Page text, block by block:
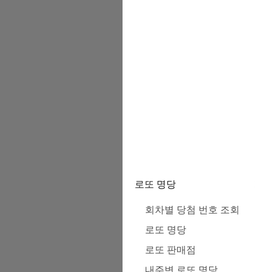
로또 명당
회차별 당첨 번호 조회
로또 명당
로또 판매점
내주변 로또 명당